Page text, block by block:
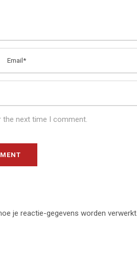
next time I comment.
je reactie-gegevens worden verwerkt.